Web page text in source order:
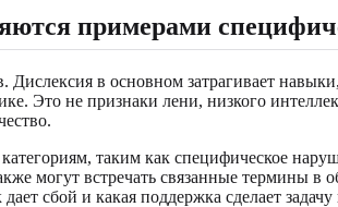
примерами
в основном затрагивает
Это не признаки лени, низкого
таким как специфическое
могут встречать связанные термины в
сбой и какая поддержка сделает задачу